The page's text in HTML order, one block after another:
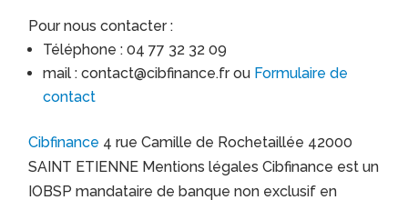
Pour nous contacter :
Téléphone : 04 77 32 32 09
mail : contact@cibfinance.fr ou Formulaire de
contact
Cibfinance 4 rue Camille de Rochetaillée 42000
SAINT ETIENNE Mentions légales Cibfinance est un
IOBSP mandataire de banque non exclusif en